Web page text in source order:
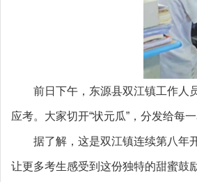
前日下午，东源县双江镇工作人
应考。大家切开“状元瓜”，分发给每
据了解，这是双江镇连续第八年
让更多考生感受到这份独特的甜蜜鼓励